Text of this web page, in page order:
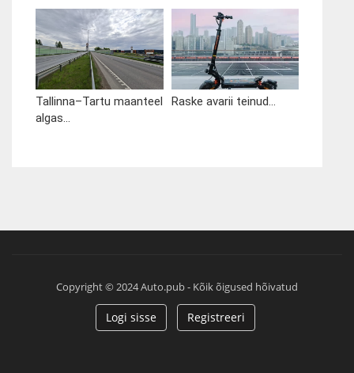
Tallinna–Tartu maanteel
algas...
Raske avarii teinud...
Copyright © 2024 Auto.pub - Kõik õigused hõivatud
Logi sisse Registreeri